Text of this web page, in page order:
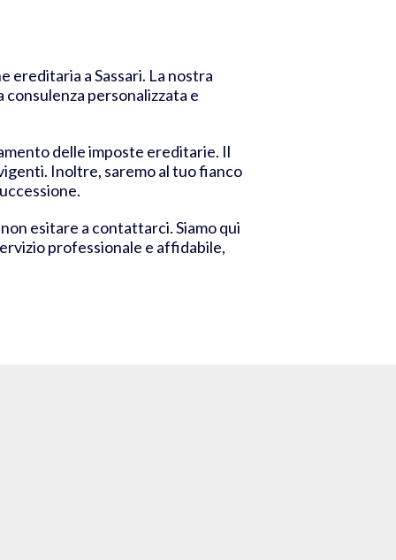
ereditaria a Sassari. La nostra
personalizzata e
delle imposte ereditarie. Il
Inoltre, saremo al tuo fianco
esitare a contattarci. Siamo qui
professionale e affidabile,